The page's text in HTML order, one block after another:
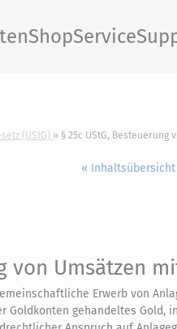
ShopService
(UStG) § 25c UStG, Besteuerung
« Inhaltsübersicht
von Umsätzen
Erwerb von
gehandeltes Gold,